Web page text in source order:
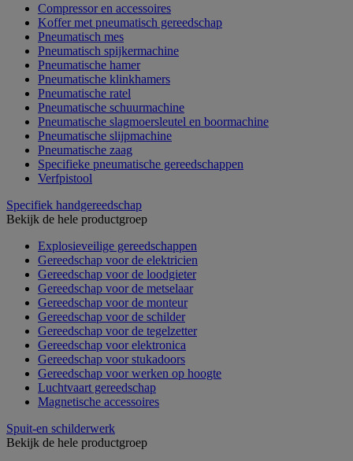
Compressor en accessoires
Koffer met pneumatisch gereedschap
Pneumatisch mes
Pneumatisch spijkermachine
Pneumatische hamer
Pneumatische klinkhamers
Pneumatische ratel
Pneumatische schuurmachine
Pneumatische slagmoersleutel en boormachine
Pneumatische slijpmachine
Pneumatische zaag
Specifieke pneumatische gereedschappen
Verfpistool
Specifiek handgereedschap
Bekijk de hele productgroep
Explosieveilige gereedschappen
Gereedschap voor de elektricien
Gereedschap voor de loodgieter
Gereedschap voor de metselaar
Gereedschap voor de monteur
Gereedschap voor de schilder
Gereedschap voor de tegelzetter
Gereedschap voor elektronica
Gereedschap voor stukadoors
Gereedschap voor werken op hoogte
Luchtvaart gereedschap
Magnetische accessoires
Spuit-en schilderwerk
Bekijk de hele productgroep